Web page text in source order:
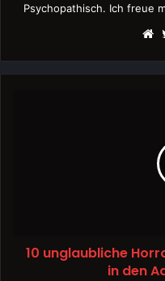
Psychopathisch. Ich freue
10 unglaubliche
in den